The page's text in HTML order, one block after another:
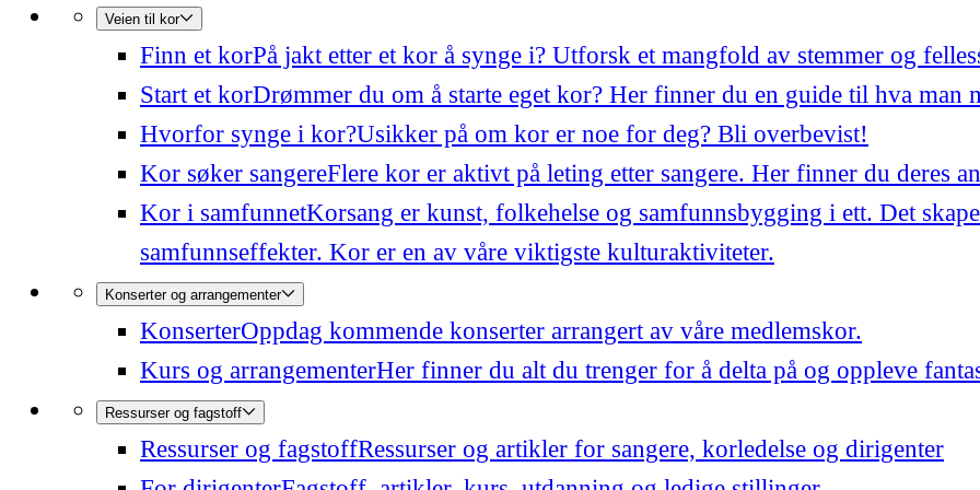
Veien til kor
Finn et korPå jakt etter et kor å synge i? Utforsk et mangfold av stemmer og
Start et korDrømmer du om å starte eget kor? Her finner du en guide til hva man
Hvorfor synge i kor?Usikker på om kor er noe for deg? Bli overbevist!
Kor søker sangereFlere kor er aktivt på leting etter sangere. Her finner du deres
Kor i samfunnetKorsang er kunst, folkehelse og samfunnsbygging i ett. Det
samfunnseffekter. Kor er en av våre viktigste kulturaktiviteter.
Konserter og arrangementer
KonserterOppdag kommende konserter arrangert av våre medlemskor.
Kurs og arrangementerHer finner du alt du trenger for å delta på og oppleve
Ressurser og fagstoff
Ressurser og fagstoffRessurser og artikler for sangere, korledelse og dirigenter